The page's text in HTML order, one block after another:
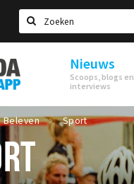
Zoeken
Nieuws
Scoops, blogs en
interviews
Beleven Sport